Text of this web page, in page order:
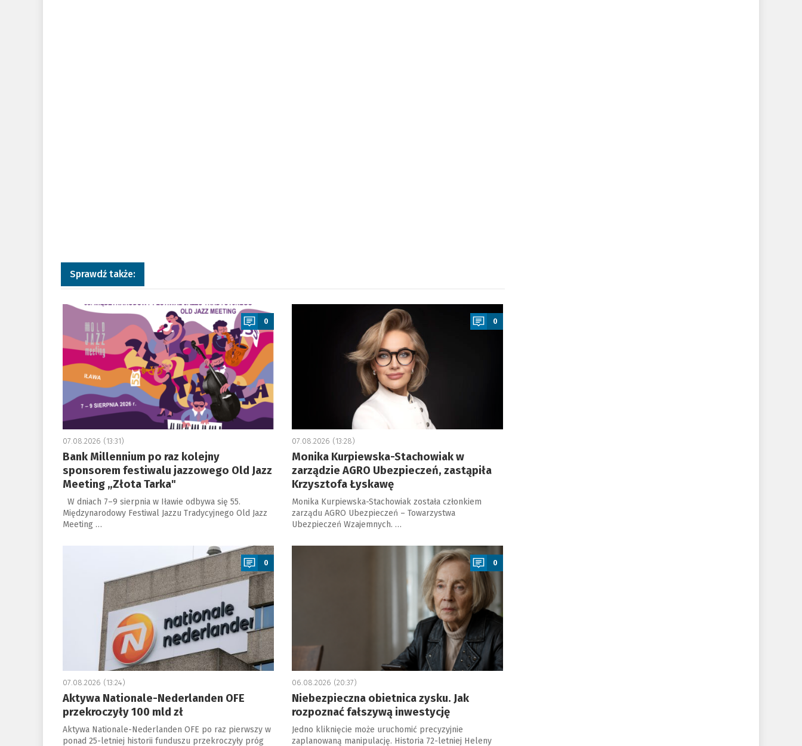
Sprawdź także:
a
0
07.08.2026 (13:31)
Bank Millennium po raz kolejny
sponsorem festiwalu jazzowego Old Jazz
Meeting „Złota Tarka"
W dniach 7–9 sierpnia w Iławie odbywa się 55.
Międzynarodowy Festiwal Jazzu Tradycyjnego Old Jazz
Meeting …
a
0
07.08.2026 (13:28)
Monika Kurpiewska-Stachowiak w
zarządzie AGRO Ubezpieczeń, zastąpiła
Krzysztofa Łyskawę
Monika Kurpiewska-Stachowiak została członkiem
zarządu AGRO Ubezpieczeń – Towarzystwa
Ubezpieczeń Wzajemnych. …
0
07.08.2026 (13:24)
Aktywa Nationale-Nederlanden OFE
przekroczyły 100 mld zł
Aktywa Nationale-Nederlanden OFE po raz pierwszy w
ponad 25-letniej historii funduszu przekroczyły próg
a
0
06.08.2026 (20:37)
Niebezpieczna obietnica zysku. Jak
rozpoznać fałszywą inwestycję
Jedno kliknięcie może uruchomić precyzyjnie
zaplanowaną manipulację. Historia 72-letniej Heleny